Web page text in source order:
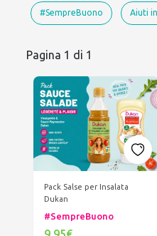
#SempreBuono Aiuti
Pagina 1 di 1
Pack Salse per Insalata
Dukan
#SempreBuono